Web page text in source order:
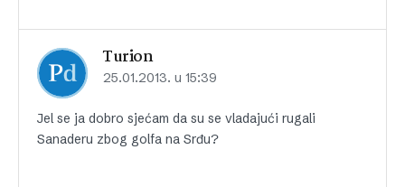
Turion
25.01.2013. u 15:39
Jel se ja dobro sjećam da su se vladajući rugali
Sanaderu zbog golfa na Srđu?